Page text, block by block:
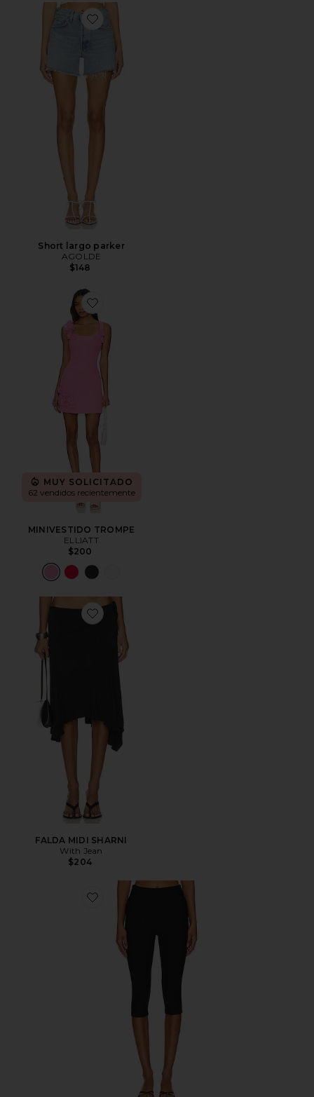
Favorite Short largo parker
Short largo parker
AGOLDE
$148
Favorite MINIVESTIDO TROMPE
MUY SOLICITADO
62 vendidos recientemente
MINIVESTIDO TROMPE
ELLIATT
$200
Favorite FALDA MIDI SHARNI
FALDA MIDI SHARNI
With Jean
$204
Favorite Chaya Capri